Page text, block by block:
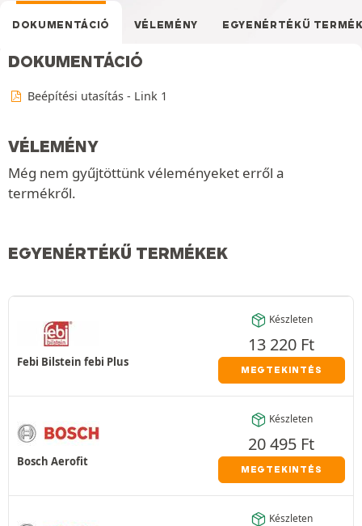
DOKUMENTÁCIÓ VÉLEMÉNY EGYENÉRTÉKŰ
DOKUMENTÁCIÓ
Beépítési utasítás - Link 1
VÉLEMÉNY
Még nem gyűjtöttünk véleményeket erről a
termékről.
EGYENÉRTÉKŰ TERMÉKEK
Febi Bilstein febi Plus
Készleten
13 220 Ft
MEGTEKINTÉS
Bosch Aerofit
Készleten
20 495 Ft
MEGTEKINTÉS
Készleten